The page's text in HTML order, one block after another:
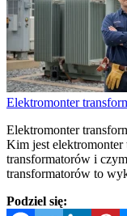
Elektromonter
Elektromonter
Kim jest
transformatorów i
transformatorów to
Podziel się: